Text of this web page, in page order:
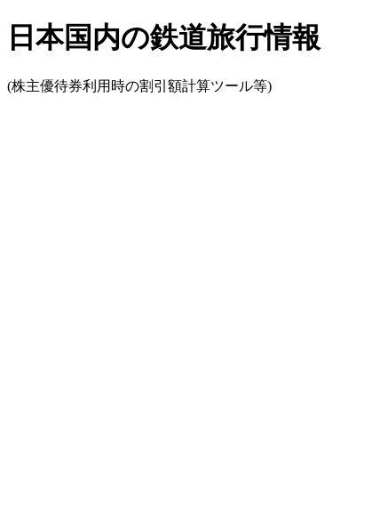
日本国内の鉄道旅行情報
(株主優待券利用時の割引額計算ツール等)